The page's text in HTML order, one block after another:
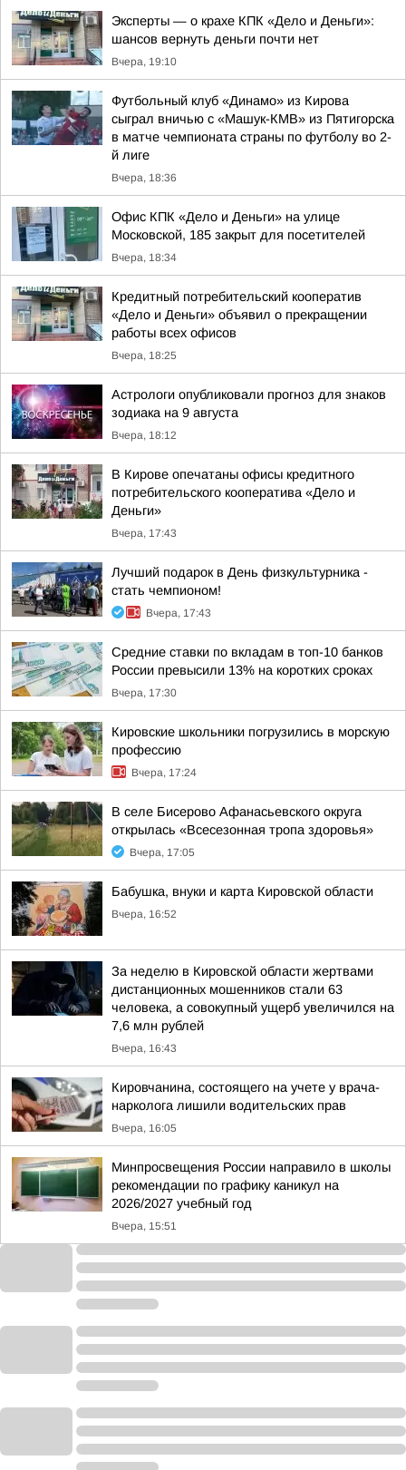
Эксперты — о крахе КПК «Дело и Деньги»:
шансов вернуть деньги почти нет
Вчера, 19:10
Футбольный клуб «Динамо» из Кирова
сыграл вничью с «Машук-КМВ» из Пятигорска
в матче чемпионата страны по футболу во 2-
й лиге
Вчера, 18:36
Офис КПК «Дело и Деньги» на улице
Московской, 185 закрыт для посетителей
Вчера, 18:34
Кредитный потребительский кооператив
«Дело и Деньги» объявил о прекращении
работы всех офисов
Вчера, 18:25
Астрологи опубликовали прогноз для знаков
зодиака на 9 августа
Вчера, 18:12
В Кирове опечатаны офисы кредитного
потребительского кооператива «Дело и
Деньги»
Вчера, 17:43
Лучший подарок в День физкультурника -
стать чемпионом!
Вчера, 17:43
Средние ставки по вкладам в топ-10 банков
России превысили 13% на коротких сроках
Вчера, 17:30
Кировские школьники погрузились в морскую
профессию
Вчера, 17:24
В селе Бисерово Афанасьевского округа
открылась «Всесезонная тропа здоровья»
Вчера, 17:05
Бабушка, внуки и карта Кировской области
Вчера, 16:52
За неделю в Кировской области жертвами
дистанционных мошенников стали 63
человека, а совокупный ущерб увеличился на
7,6 млн рублей
Вчера, 16:43
Кировчанина, состоящего на учете у врача-
нарколога лишили водительских прав
Вчера, 16:05
Минпросвещения России направило в школы
рекомендации по графику каникул на
2026/2027 учебный год
Вчера, 15:51